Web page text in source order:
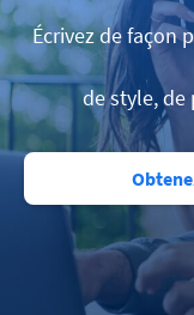
Écrivez de façon
de style,